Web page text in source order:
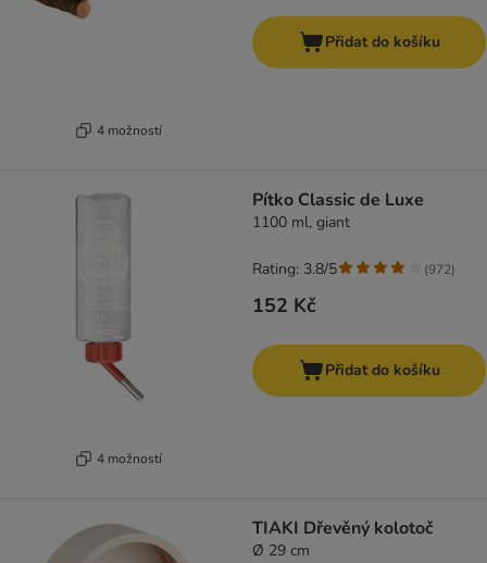
4 možností
Přidat do košíku
4 možností
Pítko Classic de Luxe
1100 ml, giant
152 Kč
Rating: 3.8/5 (972)
Přidat do košíku
TIAKI Dřevěný kolotoč
Ø 29 cm